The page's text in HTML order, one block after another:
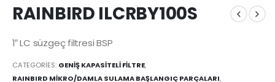
RAINBIRD ILCRBY100S
1″ LC süzgeç filtresi BSP
CATEGORIES: GENİŞ KAPASİTELİ FİLTRE,
RAINBIRD MİKRO/DAMLA SULAMA BAŞLANGIÇ PARÇALARI,